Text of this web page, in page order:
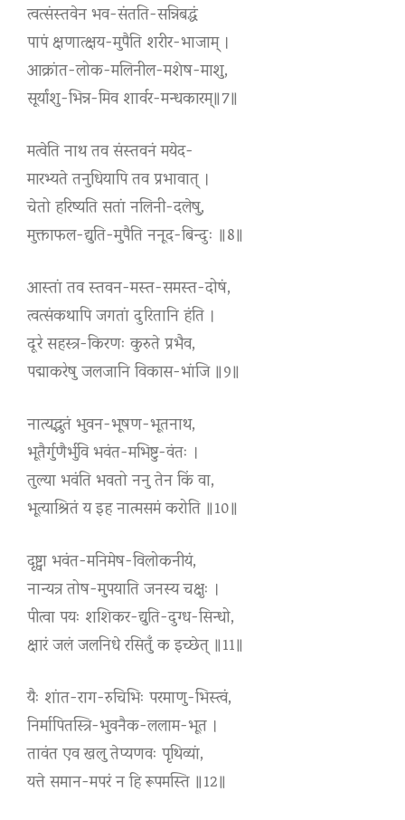
त्वत्संस्तवेन भव-संतति-सन्निबद्धं
पापं क्षणात्क्षय-मुपैति शरीर-भाजाम् ।
आक्रांत-लोक-मलिनील-मशेष-माशु,
सूर्यांशु-भिन्न-मिव शार्वर-मन्धकारम्॥7॥
मत्वेति नाथ तव संस्तवनं मयेद-
मारभ्यते तनुधियापि तव प्रभावात् ।
चेतो हरिष्यति सतां नलिनी-दलेषु,
मुक्ताफल-द्युति-मुपैति ननूद-बिन्दुः ॥8॥
आस्तां तव स्तवन-मस्त-समस्त-दोषं,
त्वत्संकथापि जगतां दुरितानि हंति ।
दूरे सहस्त्र-किरणः कुरुते प्रभैव,
पद्माकरेषु जलजानि विकास-भांजि ॥9॥
नात्यद्भुतं भुवन-भूषण-भूतनाथ,
भूतैर्गुणैर्भुवि भवंत-मभिष्टु-वंतः ।
तुल्या भवंति भवतो ननु तेन किं वा,
भूत्याश्रितं य इह नात्मसमं करोति ॥10॥
दृष्ट्वा भवंत-मनिमेष-विलोकनीयं,
नान्यत्र तोष-मुपयाति जनस्य चक्षुः ।
पीत्वा पयः शशिकर-द्युति-दुग्ध-सिन्धो,
क्षारं जलं जलनिधे रसितुँ क इच्छेत् ॥11॥
यैः शांत-राग-रुचिभिः परमाणु-भिस्त्वं,
निर्मापितस्त्रि-भुवनैक-ललाम-भूत ।
तावंत एव खलु तेप्यणवः पृथिव्यां,
यत्ते समान-मपरं न हि रूपमस्ति ॥12॥